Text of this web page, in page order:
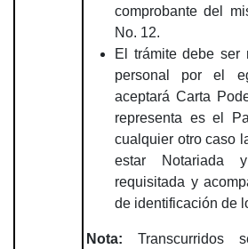
comprobante del
No. 12.
El trámite debe ser
personal por el
aceptará Carta
representa es el
cualquier otro caso
estar Notariada
requisitada y
de identificación de
Nota: Transcurridos